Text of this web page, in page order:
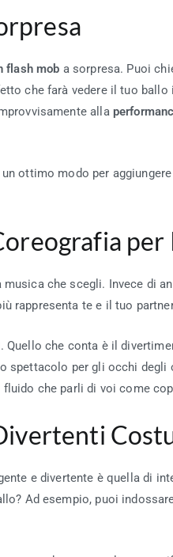
flash mob a sorpresa. Puoi
che farà vedere il tuo
alla
ottimo modo per
che scegli. Invece di
rappresenta te e il tuo
che conta è il
spettacolo per gli occhi
che parli di voi come
e divertente è quella di
Ad esempio, puoi